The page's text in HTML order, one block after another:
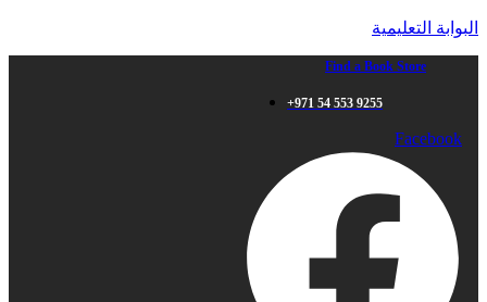
البوابة التعليمية
Find a Book Store
+971 54 553 9255
Facebook